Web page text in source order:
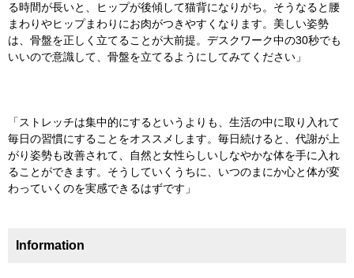
る時間が長いと、ヒップが後傾して猫背になりがち。そうなると腰
まわりやヒップまわりにお肉がつきやすくなります。美しい姿勢
は、骨盤を正しく立てることが大前提。デスクワーク中の30秒でも
いいので意識して、骨盤を立てるようにしてみてください」
「ストレッチは集中的にするというよりも、生活の中に取り入れて
毎日の習慣にすることをオススメします。毎日続けると、代謝が上
がり姿勢も改善されて、自然と女性らしいしなやかな体を手に入れ
ることができます。そうしていくうちに、いつのまにか心と体が変
わっていくのを実感できるはずです」
Information